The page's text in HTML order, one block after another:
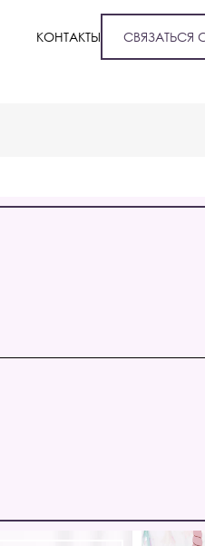
КОНТАКТЫ СВЯЗАТЬСЯ